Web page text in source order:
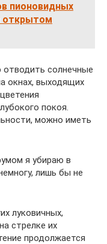
пионовидных
открытом
отводить солнечные
окнах, выходящих
покоя.
можно иметь
я убираю в
лишь бы не
луковичных,
стрелке их
продолжается